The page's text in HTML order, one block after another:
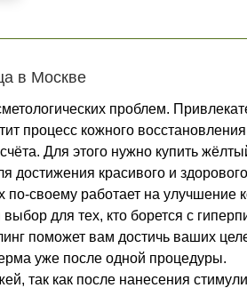
в Москве
проблем.
процесс кожного
Для этого нужно купить
достижения красивого и
своему работает на
для тех, кто борется с
поможет вам достичь ваших
уже после одной процедуры.
так как после нанесения